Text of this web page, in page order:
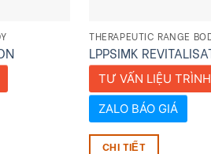
THERAPEUTIC RANGE
LPPSIMK
TƯ VẤN LIỆU TRÌNH
ZALO BÁO GIÁ
CHI TIẾT